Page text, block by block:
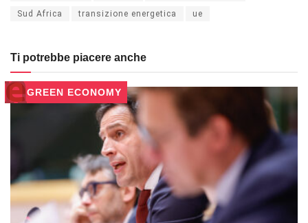
Sud Africa transizione energetica ue
Ti potrebbe piacere anche
GREEN ECONOMY